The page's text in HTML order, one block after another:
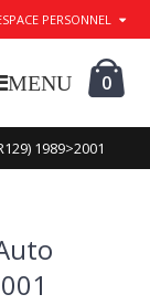
PERSONNEL
0
1989>2001